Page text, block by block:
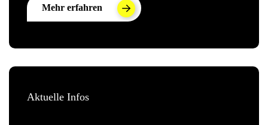
Mehr erfahren
Aktuelle Infos